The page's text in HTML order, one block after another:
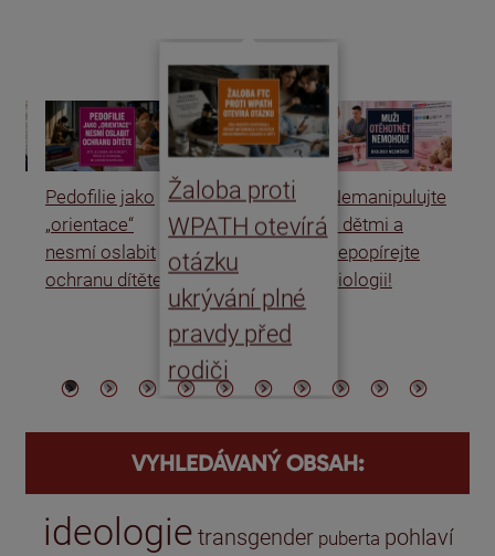
Pedofilie jako
„orientace“
nesmí oslabit
ochranu dítěte
Žaloba proti
WPATH otevírá
otázku
ukrývání plné
pravdy před
rodiči
Nemanipulujte
s dětmi a
nepopírejte
biologii!
VYHLEDÁVANÝ OBSAH:
ideologie transgender puberta pohlaví